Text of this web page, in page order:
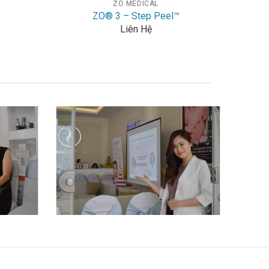
ZO MEDICAL
ZO® 3 – Step Peel™
Liên Hệ